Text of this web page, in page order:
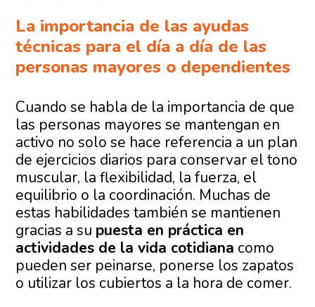
La importancia de las ayudas
técnicas para el día a día de las
personas mayores o dependientes
Cuando se habla de la importancia de que
las personas mayores se mantengan en
activo no solo se hace referencia a un plan
de ejercicios diarios para conservar el tono
muscular, la flexibilidad, la fuerza, el
equilibrio o la coordinación. Muchas de
estas habilidades también se mantienen
gracias a su puesta en práctica en
actividades de la vida cotidiana como
pueden ser peinarse, ponerse los zapatos
o utilizar los cubiertos a la hora de comer.